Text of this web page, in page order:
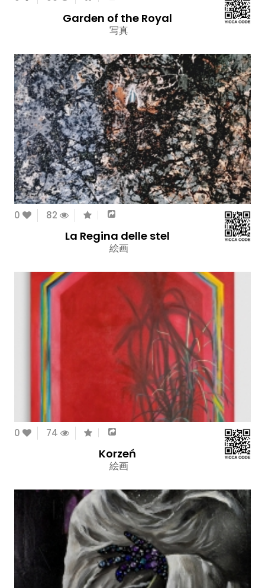
Garden of the Royal
写真
0 82
La Regina delle stel
絵画
0 74
Korzeń
絵画